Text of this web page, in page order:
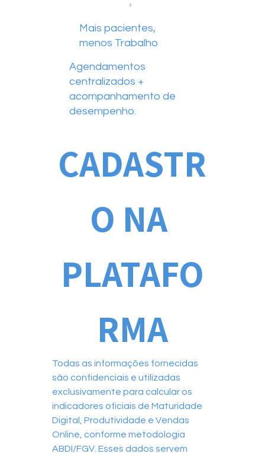
3
Mais pacientes,
menos Trabalho
Agendamentos
centralizados +
acompanhamento de
desempenho.
CADASTR
O NA
PLATAFO
RMA
Todas as informações fornecidas
são confidenciais e utilizadas
exclusivamente para calcular os
indicadores oficiais de Maturidade
Digital, Produtividade e Vendas
Online, conforme metodologia
ABDI/FGV. Esses dados servem